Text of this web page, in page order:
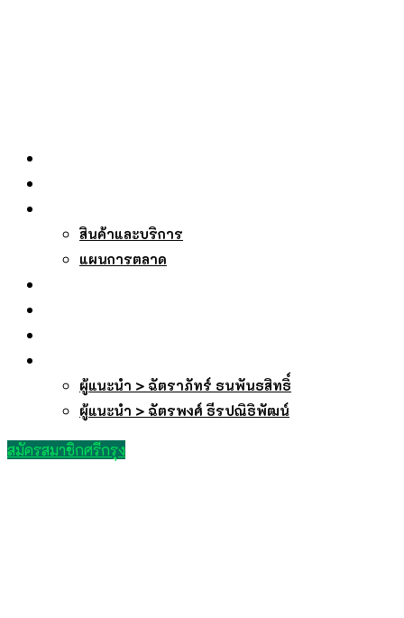
สินค้าและบริการ
แผนการตลาด
ผู้แนะนำ > ฉัตราภัทร์ ธนพันธสิทธิ์
ผู้แนะนำ > ฉัตรพงศ์ ธีรปณิธิพัฒน์
สมัครสมาชิกศรีกรุง